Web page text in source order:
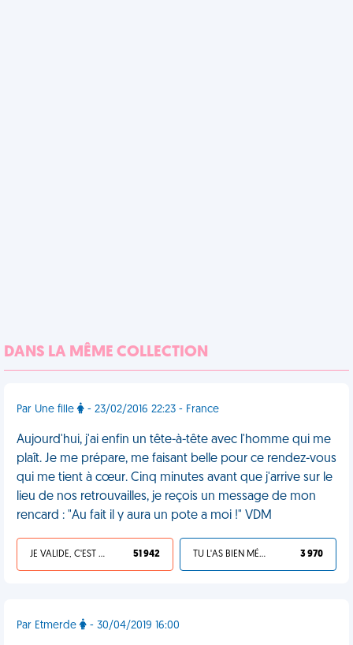
DANS LA MÊME COLLECTION
Par Une fille - 23/02/2016 22:23 - France
Aujourd'hui, j'ai enfin un tête-à-tête avec l'homme qui me
plaît. Je me prépare, me faisant belle pour ce rendez-vous
qui me tient à cœur. Cinq minutes avant que j'arrive sur le
lieu de nos retrouvailles, je reçois un message de mon
rencard : "Au fait il y aura un pote a moi !" VDM
JE VALIDE, C'EST UNE VDM 51 942 TU L'AS BIEN MÉRITÉ 3 970
Par Etmerde - 30/04/2019 16:00